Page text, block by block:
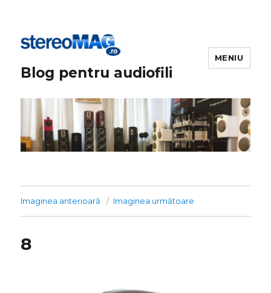
Blog pentru audiofili
MENIU
Imaginea anterioară Imaginea următoare
8